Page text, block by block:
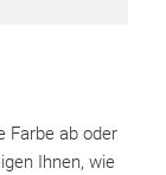
Farbe ab oder
Ihnen, wie